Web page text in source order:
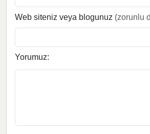
Web siteniz veya blogunuz (zorunlu
Yorumuz: